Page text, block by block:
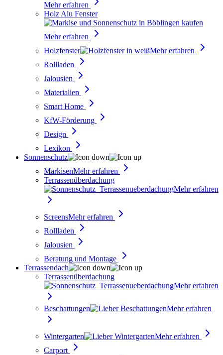
Mehr erfahren
Holz Alu Fenster
Mehr erfahren
Holzfenster
Mehr erfahren
Rollladen
Jalousien
Materialien
Smart Home
KfW-Förderung
Design
Lexikon
Sonnenschutz
MarkisenMehr erfahren
Terrassenüberdachung
Mehr erfahren
ScreensMehr erfahren
Rollladen
Jalousien
Beratung und Montage
Terrassendach
Terrassenüberdachung
Mehr erfahren
Beschattungen Mehr erfahren
Wintergarten
Mehr erfahren
Carport